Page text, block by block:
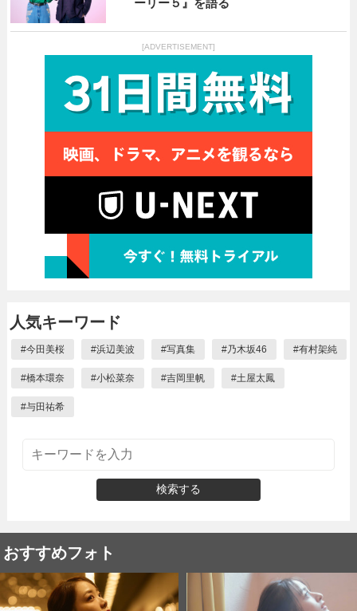
ーリー５』を語る
[ADVERTISEMENT]
人気キーワード
#今田美桜 #浜辺美波 #写真集 #乃木坂46 #有村架純
#橋本環奈 #小松菜奈 #吉岡里帆 #土屋太鳳
#与田祐希
検索する
おすすめフォト